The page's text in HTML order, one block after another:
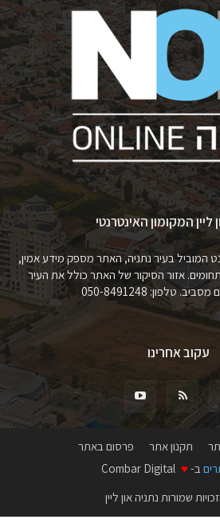
ליין המקומון האינטרנטי
המוביל בעיר נתניה, האתר מספק מידע אמין,
תחומים. אזור הסיקור של האתר כולל את העיר
טלפון: 050-8491248
עקוב אחרינו
תקנון אתר
פרסום באתר
ב- ♥
שמורות נתניה און ליין